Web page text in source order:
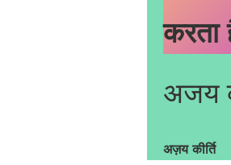
करता
अजय
अज़य कीर्ति